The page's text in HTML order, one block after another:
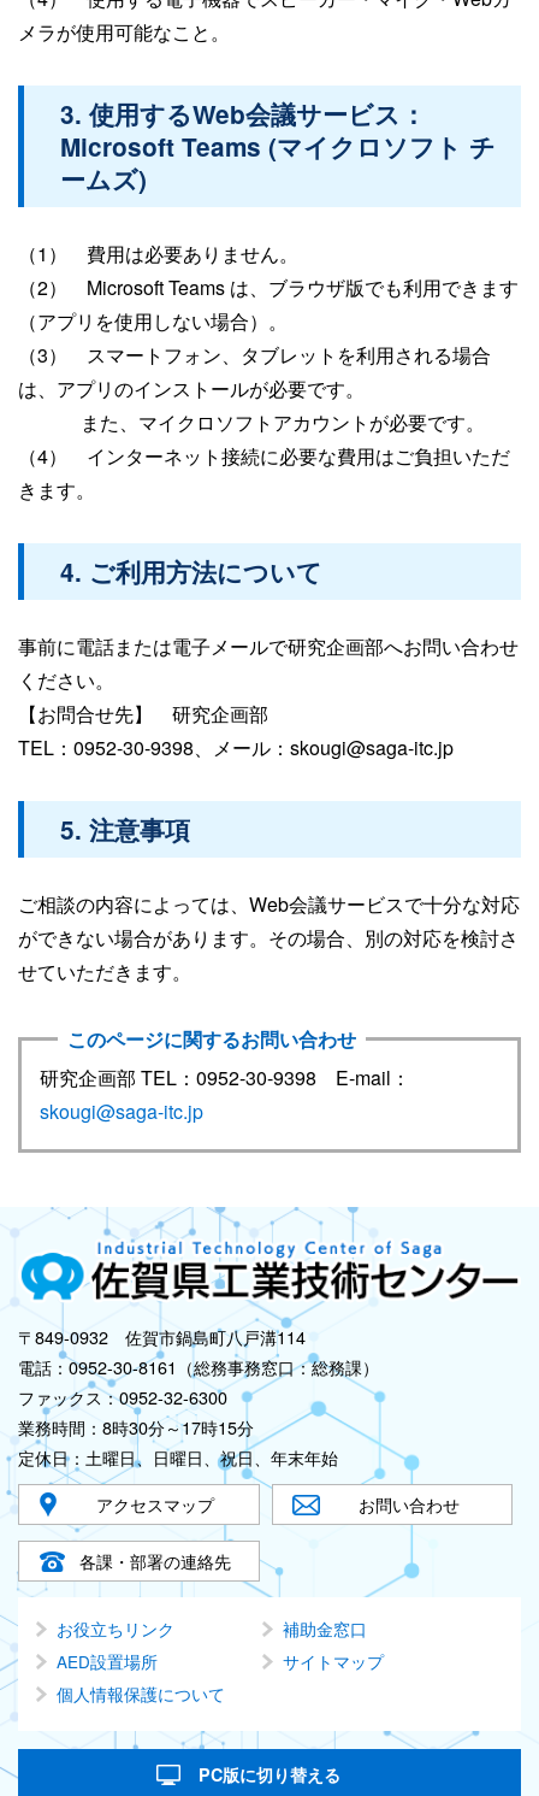
メラが使用可能なこと。
3. 使用するWeb会議サービス：
Microsoft Teams (マイクロソフト チ
ームズ)
（1） 費用は必要ありません。
（2） Microsoft Teams は、 ブラウザ版でも利用できます
（アプリを使用しない場合）。
（3） スマートフォン、タブレットを利用される場合
は、アプリのインストールが必要です。
また、 マイクロソフトアカウントが必要です。
（4） インターネット接続に必要な費用はご負担いただ
きます。
4. ご利用方法について
事前に電話または電子メールで研究企画部へお問い合わせ
ください。
【お問合せ先】 研究企画部
TEL：0952-30-9398、メール：skougi@saga-itc.jp
5. 注意事項
ご相談の内容によっては、Web会議サービスで十分な対応
ができない場合があります。その場合、別の対応を検討さ
せていただきます。
このページに関するお問い合わせ
研究企画部 TEL：0952-30-9398 E-mail：
skougi@saga-itc.jp
〒849-0932 佐賀市鍋島町八戸溝114
電話：0952-30-8161（総務事務窓口：総務課）
ファックス：0952-32-6300
業務時間：8時30分～17時15分
定休日：土曜日、日曜日、祝日、年末年始
アクセスマップ お問い合わせ
各課・部署の連絡先
お役立ちリンク
補助金窓口
AED設置場所
サイトマップ
個人情報保護について
PC版に切り替える